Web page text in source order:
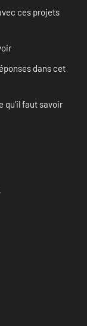
ces projets
dans cet
qu’il faut savoir